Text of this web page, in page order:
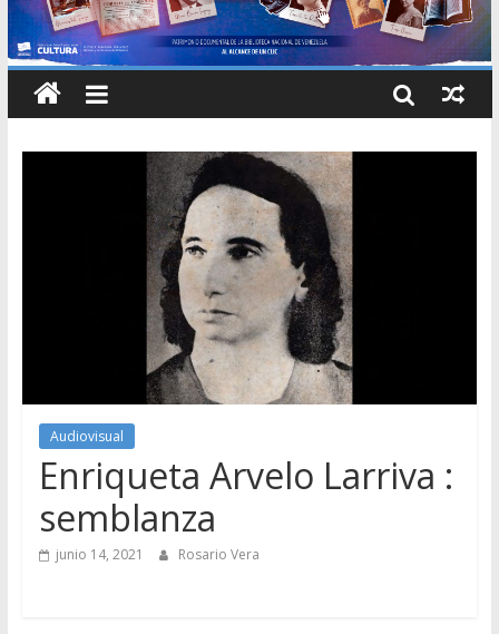
Audiovisual
Enriqueta Arvelo Larriva :
semblanza
junio 14, 2021 Rosario Vera